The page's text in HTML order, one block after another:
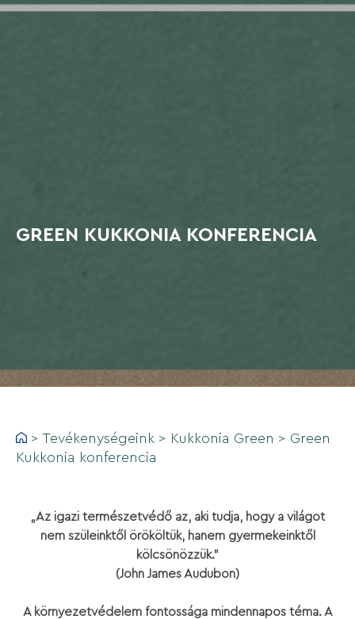
GREEN KUKKONIA KONFERENCIA
> Tevékenységeink > Kukkonia Green > Green
Kukkonia konferencia
„Az igazi természetvédő az, aki tudja, hogy a világot
nem szüleinktől örököltük, hanem gyermekeinktől
kölcsönözzük.”
(John James Audubon)
A környezetvédelem fontossága mindennapos téma. A